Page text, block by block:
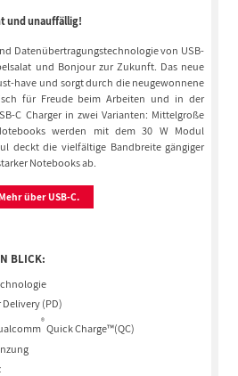
und unauffällig!
Datenübertragungstechnologie von USB-
und Bonjour zur Zukunft. Das neue
have und sorgt durch die neugewonnene
für Freude beim Arbeiten und in der
C Charger in zwei Varianten: Mittelgroße
werden mit dem 30 W Modul
deckt die vielfältige Bandbreite gängiger
Notebooks ab.
Mehr über USB-C.
BLICK:
(PD)
®Quick Charge™(QC)